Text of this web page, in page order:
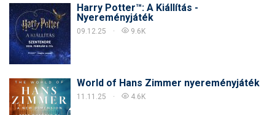
Harry Potter™: A Kiállítás -
Nyereményjáték
09.12.25 9.6K
World of Hans Zimmer nyereményjáték
11.11.25 4.6K